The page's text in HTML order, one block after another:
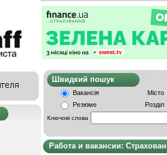
Швидкий
Вакансія
Місто
Резюме
Розділ
Ключові слова
Работа и вакансии: